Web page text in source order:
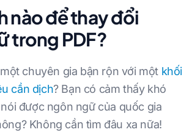
nào để thay đổi
trong PDF?
chuyên gia bận rộn với một khối
cần dịch? Bạn có cảm thấy khó
được ngôn ngữ của quốc gia
Không cần tìm đâu xa nữa!